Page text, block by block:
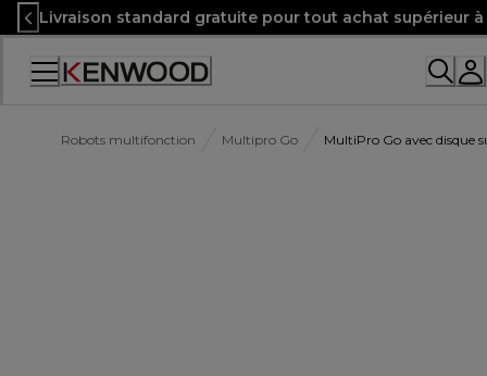
Skip
to
Content
Livraison standard gratuite pour tout achat supérieur
Robots multifonction Multipro Go MultiPro Go avec disque